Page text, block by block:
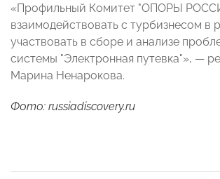
«Профильный Комитет "ОПОРЫ
взаимодействовать с турбизнесом в
участвовать в сборе и анализе
системы "Электронная путевка"», —
Марина Ненарокова.
Фото: russiadiscovery.ru